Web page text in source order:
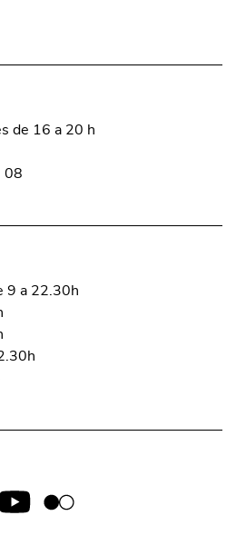
de 16 a 20 h
08
9 a 22.30h